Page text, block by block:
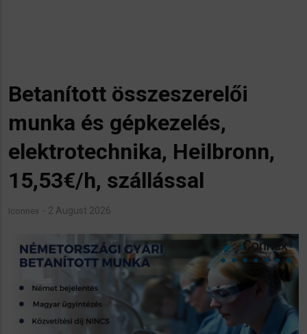
Betanított összeszerelői
munka és gépkezelés,
elektrotechnika, Heilbronn,
15,53€/h, szállással
Iconnex 2 August 2026